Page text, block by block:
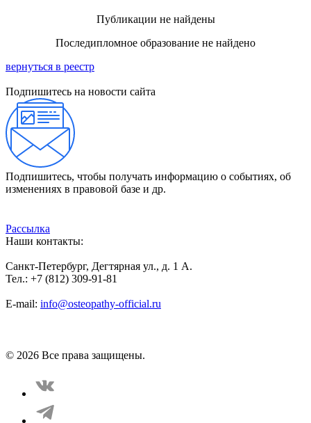
Публикации не найдены
Последипломное образование не найдено
вернуться в реестр
Подпишитесь на новости сайта
Подпишитесь, чтобы получать информацию о событиях, об
изменениях в правовой базе и др.
Рассылка
Наши контакты:
Санкт-Петербург, Дегтярная ул., д. 1 А.
Тел.: +7 (812) 309-91-81
E-mail: info@osteopathy-official.ru
© 2026 Все права защищены.